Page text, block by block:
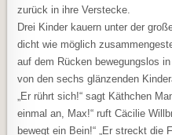
zurück in ihre Verstecke.
Drei Kinder kauern unter der
dicht wie möglich
auf dem Rücken bewegungslos
von den sechs glänzenden
„Er rührt sich!“ sagt Käthchen
einmal an, Max!“ ruft Cäcilie
bewegt ein Bein!“ „Er streckt die